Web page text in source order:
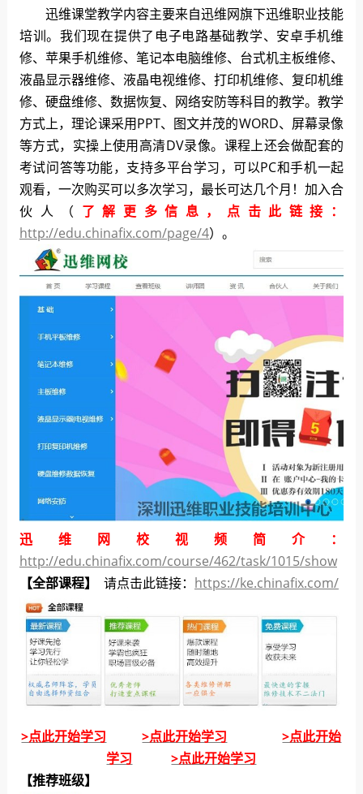
迅维课堂教学内容主要来自迅维网旗下迅维职业技能
培训。我们现在提供了电子电路基础教学、安卓手机维
修、苹果手机维修、笔记本电脑维修、台式机主板维修、
液晶显示器维修、液晶电视维修、打印机维修、复印机维
修、硬盘维修、数据恢复、网络安防等科目的教学。教学
方式上，理论课采用PPT、图文并茂的WORD、屏幕录像
等方式，实操上使用高清DV录像。课程上还会做配套的
考试问答等功能，支持多平台学习，可以PC和手机一起
观看，一次购买可以多次学习，最长可达几个月！加入合
伙人（ 了解更多信息，点击此链接：
http://edu.chinafix.com/page/4）。
迅维网校视频简介：
http://edu.chinafix.com/course/462/task/1015/show
【全部课程】 请点击此链接： https://ke.chinafix.com/
>点此开始学习 >点此开始学习
>点此开始
学习
>点此开始学习
【推荐班级】